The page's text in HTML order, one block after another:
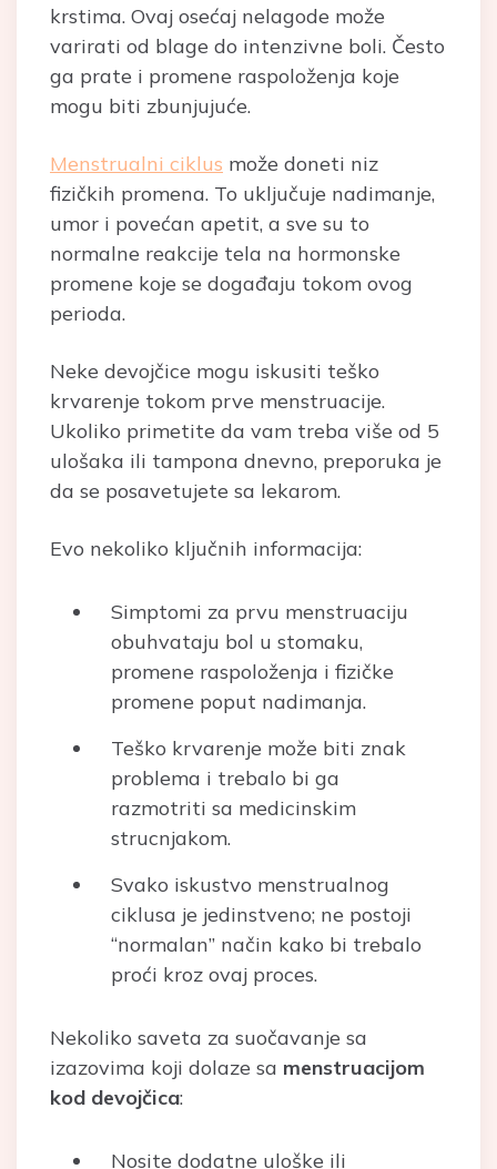
krstima. Ovaj osećaj nelagode može
varirati od blage do intenzivne boli. Često
ga prate i promene raspoloženja koje
mogu biti zbunjujuće.
Menstrualni ciklus može doneti niz
fizičkih promena. To uključuje nadimanje,
umor i povećan apetit, a sve su to
normalne reakcije tela na hormonske
promene koje se događaju tokom ovog
perioda.
Neke devojčice mogu iskusiti teško
krvarenje tokom prve menstruacije.
Ukoliko primetite da vam treba više od 5
ulošaka ili tampona dnevno, preporuka je
da se posavetujete sa lekarom.
Evo nekoliko ključnih informacija:
Simptomi za prvu menstruaciju
obuhvataju bol u stomaku,
promene raspoloženja i fizičke
promene poput nadimanja.
Teško krvarenje može biti znak
problema i trebalo bi ga
razmotriti sa medicinskim
strucnjakom.
Svako iskustvo menstrualnog
ciklusa je jedinstveno; ne postoji
“normalan” način kako bi trebalo
proći kroz ovaj proces.
Nekoliko saveta za suočavanje sa
izazovima koji dolaze sa menstruacijom
kod devojčica:
Nosite dodatne uloške ili